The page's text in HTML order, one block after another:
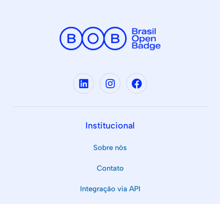
Institucional
Sobre nós
Contato
Integração via API